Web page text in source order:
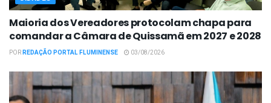
Maioria dos Vereadores protocolam chapa para
comandar a Câmara de Quissamã em 2027 e 2028
PORREDAÇÃO PORTAL FLUMINENSE 03/08/2026